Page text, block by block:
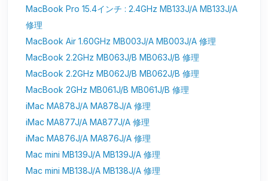
MacBook Pro 15.4インチ : 2.4GHz MB133J/A MB133J/A
修理
MacBook Air 1.60GHz MB003J/A MB003J/A 修理
MacBook 2.2GHz MB063J/B MB063J/B 修理
MacBook 2.2GHz MB062J/B MB062J/B 修理
MacBook 2GHz MB061J/B MB061J/B 修理
iMac MA878J/A MA878J/A 修理
iMac MA877J/A MA877J/A 修理
iMac MA876J/A MA876J/A 修理
Mac mini MB139J/A MB139J/A 修理
Mac mini MB138J/A MB138J/A 修理